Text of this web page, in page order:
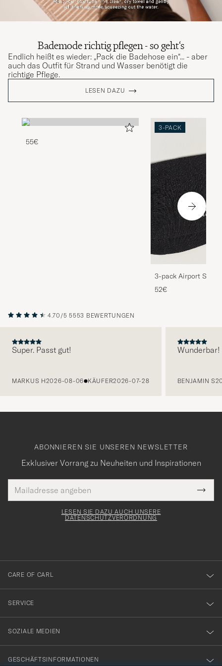
Bademode richtig pflegen - so geht‘s
Endlich heißt es wieder: „Pack die Badehose ein“... - aber
auch das Outfit für Strand und Wasser benötigt die
richtige Pflege.
LESEN DAZU
55€
3-PACK
3-pack Airport
Melange
52€
4.70/5 5553 BEWERTUNGEN
Super. Passt gut!
MARKUS H2026-08-06 KÄUFER2026-07-28
Wunderbar!
BENJAMIN S
ABONNIEREN SIE UNSEREN NEWSLETTER
Exklusiver Vorrang zu Neuheiten und Inspirationen
Mail
Adresse
Tack
för
dig
till
vårt
nyhetsbrev!
LESEN SIE DAZU AUCH UNSERE
DATENSCHUTZVERORDNUNG
CARE OF CARL
SERVICE
SOZIALE MEDIEN
GESCHÄFTSINFORMATIONEN